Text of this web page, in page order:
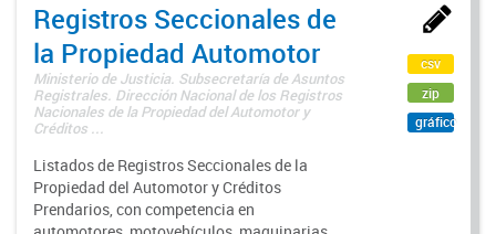
Registros Seccionales de
la Propiedad Automotor
Ministerio de Justicia. Subsecretaría de Asuntos
Registrales. Dirección Nacional de los Registros
Nacionales de la Propiedad del Automotor y
Créditos ...
Listados de Registros Seccionales de la
Propiedad del Automotor y Créditos
Prendarios, con competencia en
csv
zip
gráfico